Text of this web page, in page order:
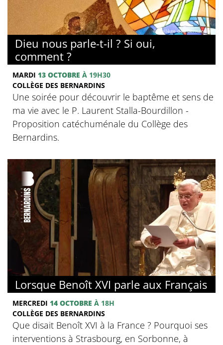
© Collège des Bernardins
Dieu nous parle-t-il ? Si oui,
comment ?
MARDI 13 OCTOBRE À 19H30
COLLÈGE DES BERNARDINS
Une soirée pour découvrir le baptême et sens de
ma vie avec le P. Laurent Stalla-Bourdillon -
Proposition catéchuménale du Collège des
Bernardins.
© Collège des Bernardins
Lorsque Benoît XVI parle aux Français
MERCREDI 14 OCTOBRE À 18H
COLLÈGE DES BERNARDINS
Que disait Benoît XVI à la France ? Pourquoi ses
interventions à Strasbourg, en Sorbonne, à